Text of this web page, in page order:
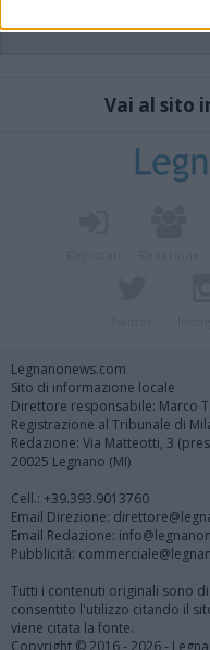
Vai al sito
Legnanonews.com
Sito di informazione locale
Direttore responsabile: Marco
Registrazione al Tribunale di
Redazione: Via Matteotti, 3
20025 Legnano (MI)
Cell.: +39.393.9013760
Email Direzione:
Email Redazione:
Pubblicità:
Tutti i contenuti originali sono
consentito l'utilizzo citando il
viene citata la fonte.
Copyright © 2016 - 2026 -